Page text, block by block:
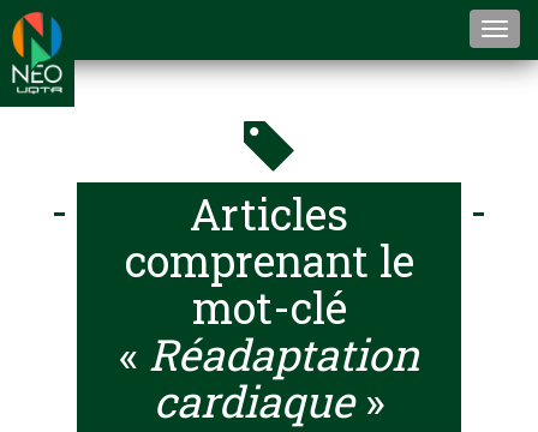
Articles
comprenant le
mot-clé
« Réadaptation
cardiaque»